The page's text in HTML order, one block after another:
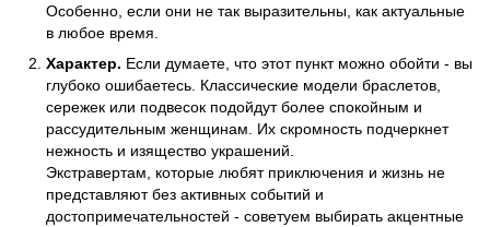
Особенно, если они не так выразительны, как актуальные
в любое время.
Характер. Если думаете, что этот пункт можно обойти - вы
глубоко ошибаетесь. Классические модели браслетов,
сережек или подвесок подойдут более спокойным и
рассудительным женщинам. Их скромность подчеркнет
нежность и изящество украшений.
Экстравертам, которые любят приключения и жизнь не
представляют без активных событий и
достопримечательностей - советуем выбирать акцентные